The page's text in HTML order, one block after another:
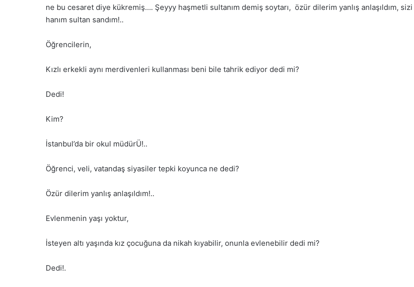
ne bu cesaret diye kükremiş…. Şeyyy haşmetli sultanım demiş soytarı, özür dilerim yanlış anlaşıldım, sizi
hanım sultan sandım!..
Öğrencilerin,
Kızlı erkekli aynı merdivenleri kullanması beni bile tahrik ediyor dedi mi?
Dedi!
Kim?
İstanbul’da bir okul müdürÜ!..
Öğrenci, veli, vatandaş siyasiler tepki koyunca ne dedi?
Özür dilerim yanlış anlaşıldım!..
Evlenmenin yaşı yoktur,
İsteyen altı yaşında kız çocuğuna da nikah kıyabilir, onunla evlenebilir dedi mi?
Dedi!.